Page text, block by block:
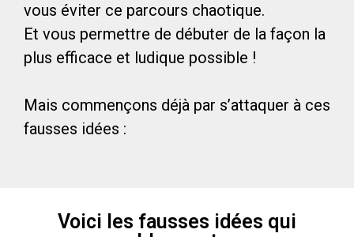
vous éviter ce parcours chaotique.
Et vous permettre de débuter de la façon la
plus efficace et ludique possible !
Mais commençons déjà par s’attaquer à ces
fausses idées :
Voici les fausses idées qui